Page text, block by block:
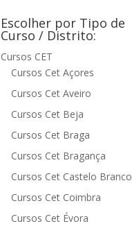
Escolher por Tipo de
Curso / Distrito:
Cursos CET
Cursos Cet Açores
Cursos Cet Aveiro
Cursos Cet Beja
Cursos Cet Braga
Cursos Cet Bragança
Cursos Cet Castelo Branco
Cursos Cet Coimbra
Cursos Cet Évora